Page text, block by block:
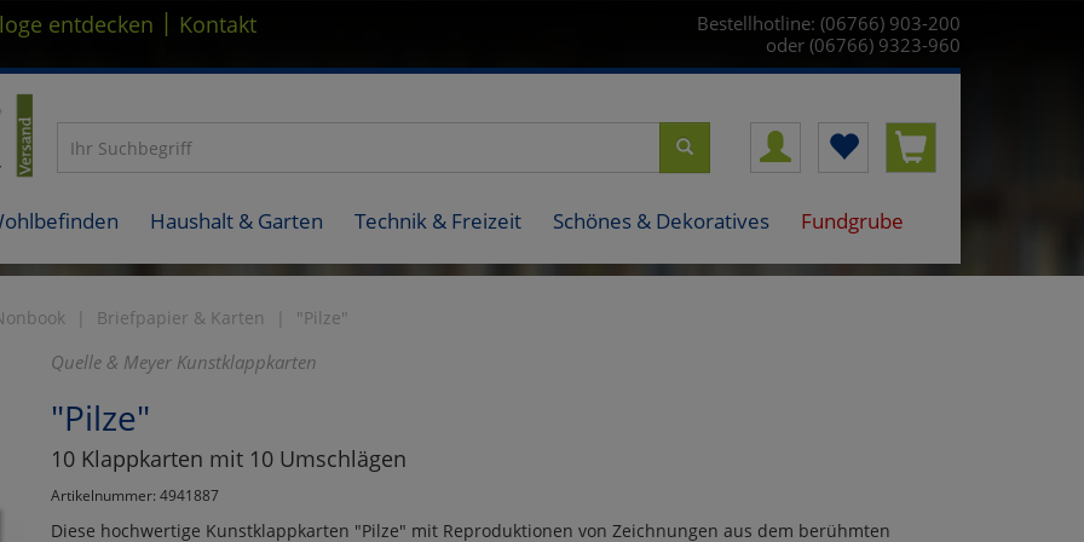
entdecken | Kontakt
Bestellhotline: (06766) 903-200
oder (06766) 9323-960
Haushalt & Garten Technik & Freizeit Schönes & Dekoratives Fundgrube
Briefpapier & Karten "Pilze"
Quelle & Meyer Kunstklappkarten
"Pilze"
10 Klappkarten mit 10 Umschlägen
Artikelnummer: 4941887
Diese hochwertige Kunstklappkarten "Pilze" mit Reproduktionen von Zeichnungen aus dem berühmten